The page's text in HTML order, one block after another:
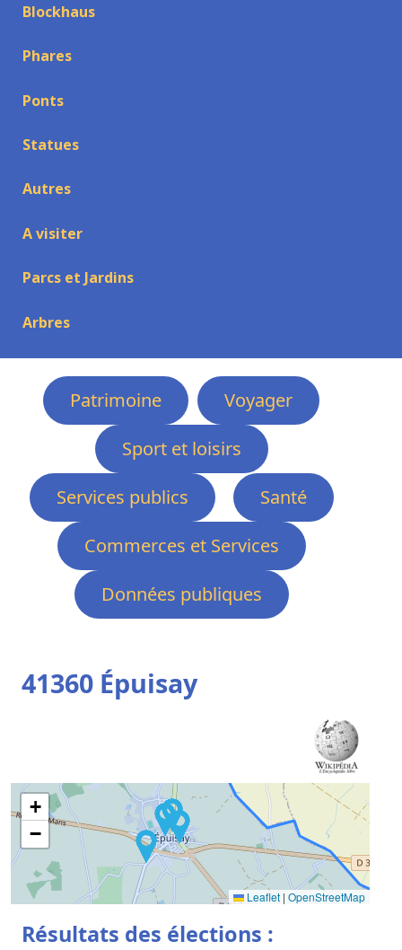
Blockhaus
Phares
Ponts
Statues
Autres
A visiter
Parcs et Jardins
Arbres
Patrimoine
Voyager
Sport et loisirs
Services publics
Santé
Commerces et Services
Données publiques
41360 Épuisay
+
−
Leaflet | OpenStreetMap
Résultats des élections :